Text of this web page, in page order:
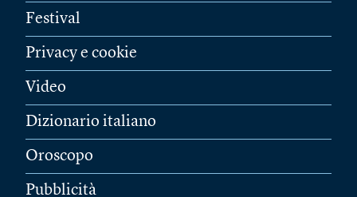
Festival
Privacy e cookie
Video
Dizionario italiano
Oroscopo
Pubblicità